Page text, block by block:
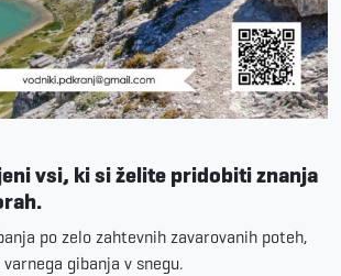
vsi, ki si želite pridobiti znanja
po zelo zahtevnih zavarovanih poteh,
gibanja v snegu.